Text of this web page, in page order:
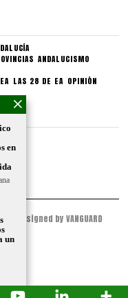
ANDALUCISMO
LAS 28 DE EA OPINIÓN
Designed by VANGUARD
en
un